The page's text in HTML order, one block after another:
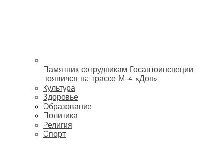
Памятник сотрудникам Госавтоинспеции
появился на трассе М-4 «Дон»
Культура
Здоровье
Образование
Политика
Религия
Спорт